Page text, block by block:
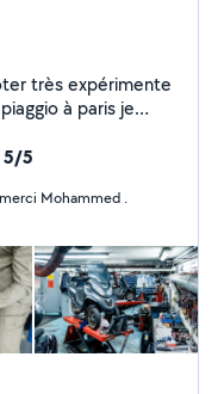
très expérimente
à paris je
5/5
Mohammed .